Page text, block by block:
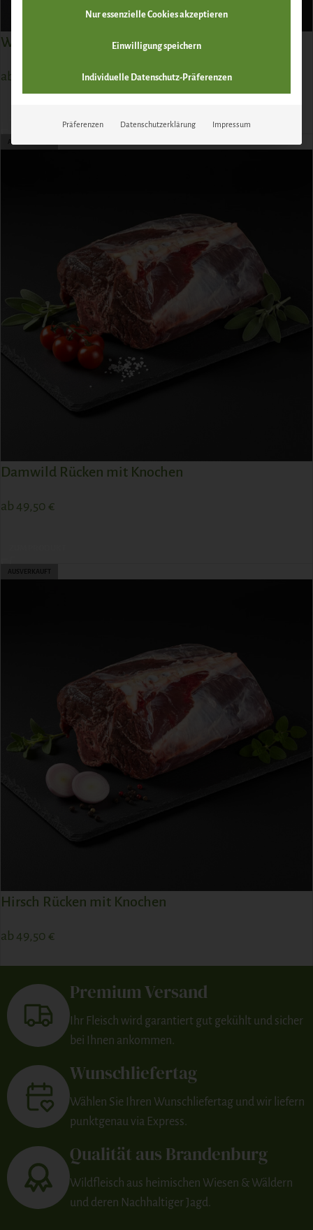
Wildschwein Rückenfilet
ab
AUSVERKAUFT
Damwild Rücken mit Knochen
ab 49,50 €
AUSVERKAUFT
Hirsch Rücken mit Knochen
ab 49,50 €
Premium Versand
Ihr Fleisch wird garantiert gut gekühlt und sicher
bei Ihnen ankommen.
Wunschliefertag
Wählen Sie Ihren Wunschliefertag und wir liefern
punktgenau via Express.
Qualität aus Brandenburg
Wildfleisch aus heimischen Wiesen & Wäldern
und deren Nachhaltiger Jagd.
Nur essenzielle Cookies akzeptieren
Einwilligung speichern
Individuelle Datenschutz-Präferenzen
Präferenzen Datenschutzerklärung Impressum